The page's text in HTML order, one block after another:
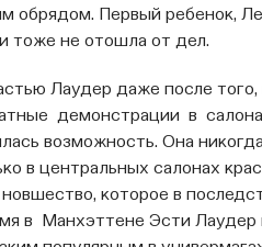
обрядом. Первый ребенок,
тоже не отошла от дел.
Лаудер даже после того,
демонстрации в
возможность. Она
в центральных салонах
которое в
в Манхэттене Эсти Лаудер